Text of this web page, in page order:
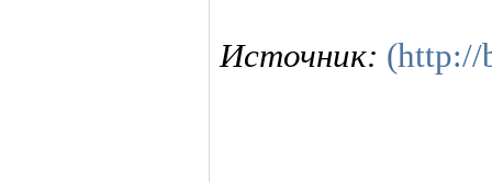
Источник: (http://